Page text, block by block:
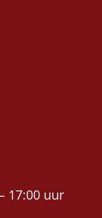
17:00 uur